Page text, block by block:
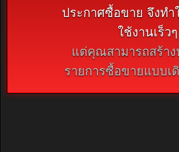
ประกาศซื้อขาย จึงทำ
ใช้งานเร็ว
แต่คุณสามารถสร้า
รายการซื้อขายแบบเ